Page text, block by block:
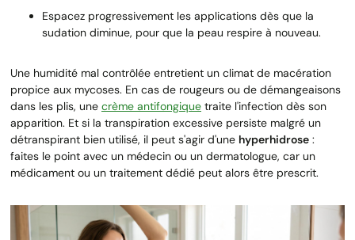
Espacez progressivement les applications dès que la
sudation diminue, pour que la peau respire à nouveau.
Une humidité mal contrôlée entretient un climat de macération
propice aux mycoses. En cas de rougeurs ou de démangeaisons
dans les plis, une crème antifongique traite l'infection dès son
apparition. Et si la transpiration excessive persiste malgré un
détranspirant bien utilisé, il peut s'agir d'une hyperhidrose :
faites le point avec un médecin ou un dermatologue, car un
médicament ou un traitement dédié peut alors être prescrit.